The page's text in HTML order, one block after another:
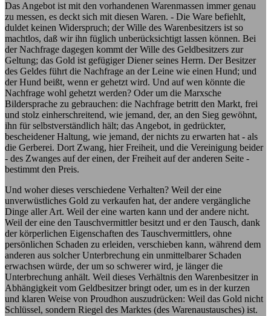
Das Angebot ist mit den vorhandenen Warenmassen immer genau
zu messen, es deckt sich mit diesen Waren. - Die Ware befiehlt,
duldet keinen Widerspruch; der Wille des Warenbesitzers ist so
machtlos, daß wir ihn füglich unberücksichtigt lassen können. Bei
der Nachfrage dagegen kommt der Wille des Geldbesitzers zur
Geltung; das Gold ist gefügiger Diener seines Herrn. Der Besitzer
des Geldes führt die Nachfrage an der Leine wie einen Hund; und
der Hund beißt, wenn er gehetzt wird. Und auf wen könnte die
Nachfrage wohl gehetzt werden? Oder um die Marxsche
Bildersprache zu gebrauchen: die Nachfrage betritt den Markt, frei
und stolz einherschreitend, wie jemand, der, an den Sieg gewöhnt,
ihn für selbstverständlich hält; das Angebot, in gedrückter,
bescheidener Haltung, wie jemand, der nichts zu erwarten hat - als
die Gerberei. Dort Zwang, hier Freiheit, und die Vereinigung beider
- des Zwanges auf der einen, der Freiheit auf der anderen Seite -
bestimmt den Preis.
Und woher dieses verschiedene Verhalten? Weil der eine
unverwüstliches Gold zu verkaufen hat, der andere vergängliche
Dinge aller Art. Weil der eine warten kann und der andere nicht.
Weil der eine den Tauschvermittler besitzt und er den Tausch, dank
der körperlichen Eigenschaften des Tauschvermittlers, ohne
persönlichen Schaden zu erleiden, verschieben kann, während dem
anderen aus solcher Unterbrechung ein unmittelbarer Schaden
erwachsen würde, der um so schwerer wird, je länger die
Unterbrechung anhält. Weil dieses Verhältnis den Warenbesitzer in
Abhängigkeit vom Geldbesitzer bringt oder, um es in der kurzen
und klaren Weise von Proudhon auszudrücken: Weil das Gold nicht
Schlüssel, sondern Riegel des Marktes (des Warenaustausches) ist.